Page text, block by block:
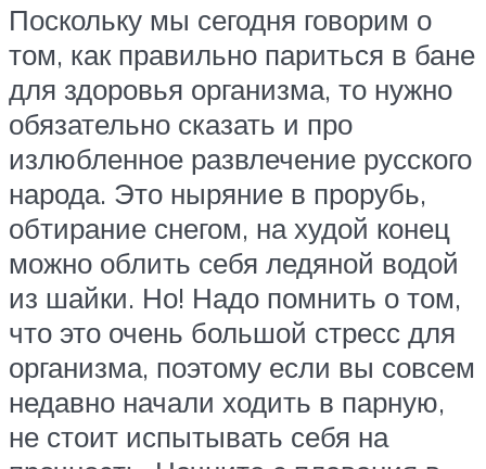
Поскольку мы сегодня говорим о
том, как правильно париться в бане
для здоровья организма, то нужно
обязательно сказать и про
излюбленное развлечение русского
народа. Это ныряние в прорубь,
обтирание снегом, на худой конец
можно облить себя ледяной водой
из шайки. Но! Надо помнить о том,
что это очень большой стресс для
организма, поэтому если вы совсем
недавно начали ходить в парную,
не стоит испытывать себя на